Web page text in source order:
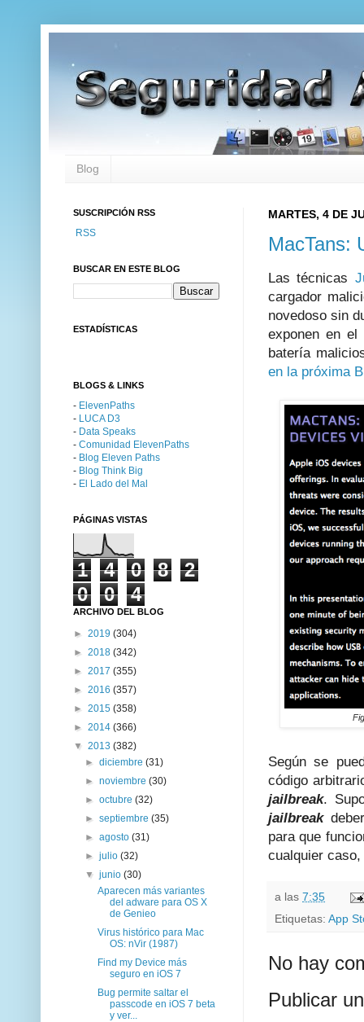
Blog
MARTES, 4 DE
MacTans:
Las técnicas
cargador
novedoso sin
exponen en
batería
en la próxima
Según se
código
jailbreak.
jailbreak
para que
cualquier
a las 7:35
Etiquetas: App
No hay
Publicar
SUSCRIPCIÓN RSS
RSS
BUSCAR EN ESTE BLOG
ESTADÍSTICAS
BLOGS & LINKS
- ElevenPaths
- LUCA D3
- Data Speaks
- Comunidad ElevenPaths
- Blog Eleven Paths
- Blog Think Big
- El Lado del Mal
PÁGINAS VISTAS
1 4 0 8
2
0
0 4
ARCHIVO DEL BLOG
► 2019 (304)
► 2018 (342)
► 2017 (355)
► 2016 (357)
► 2015 (358)
► 2014 (366)
▼ 2013 (382)
►diciembre(31)
►noviembre(30)
►octubre(32)
►septiembre(35)
►agosto(31)
►julio(32)
▼junio(30)
Aparecen más variantes
del adware para OS X
de Genieo
Virus histórico para Mac
OS: nVir (1987)
Find my Device más
seguro en iOS 7
Bug permite saltar el
passcode en iOS 7 beta
y ver...